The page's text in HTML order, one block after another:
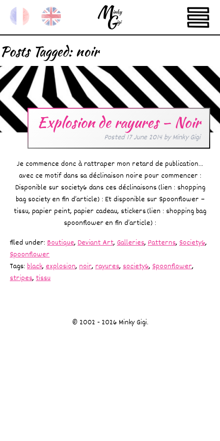
Posts Tagged:noir
Explosion de rayures – Noir
Posted17 June 2014byMinky Gigi
Je commence donc à rattraper mon retard de publication…
avec ce motif dans sa déclinaison noire pour commencer :
Disponible sur society6 dans ces déclinaisons (lien : shopping
bag society en fin d’article) : Et disponible sur Spoonflower –
tissu, papier peint, papier cadeau, stickers (lien : shopping bag
spoonflower en fin d’article) :
filed under: Boutique,Deviant Art,Galleries,Patterns,Society6,
Spoonflower
Tags: black,explosion,noir,rayures,society6,Spoonflower,
stripes,tissu
© 2002 - 2026 Minky Gigi.